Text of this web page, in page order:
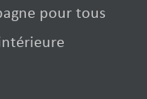
pour tous